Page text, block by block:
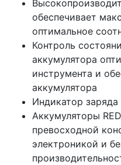
обеспечивает
оптимальное
Контроль
аккумулятора
инструмента и
аккумулятора
Индикатор заряда
Аккумуляторы
превосходной
электроникой и